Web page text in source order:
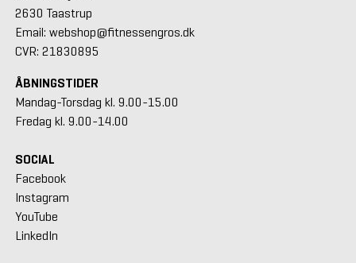
2630 Taastrup
Email: webshop@fitnessengros.dk
CVR: 21830895
ÅBNINGSTIDER
Mandag-Torsdag kl. 9.00-15.00
Fredag kl. 9.00-14.00
SOCIAL
Facebook
Instagram
YouTube
LinkedIn